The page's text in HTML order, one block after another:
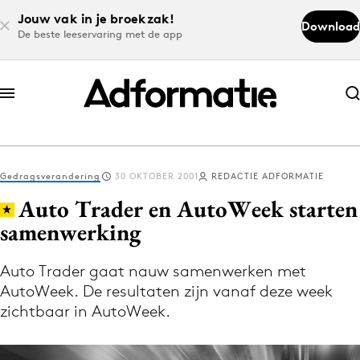
Jouw vak in je broekzak!
De beste leeservaring met de app
Download
Abonneer nu
Abonneer nu
Log in
Download de app
Volg het laatste nieuws via de Adformatie
Nieuws app
Gedragsverandering 30 OKTOBER 2001 REDACTIE ADFORMATIE
Auto Trader en AutoWeek starten
samenwerking
Auto Trader gaat nauw samenwerken met
AutoWeek. De resultaten zijn vanaf deze week
zichtbaar in AutoWeek.